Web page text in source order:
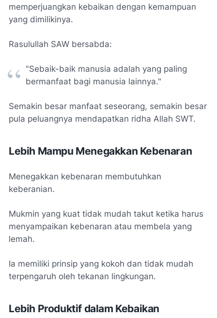
memperjuangkan kebaikan dengan kemampuan
yang dimilikinya.
Rasulullah SAW bersabda:
"Sebaik-baik manusia adalah yang paling
bermanfaat bagi manusia lainnya."
Semakin besar manfaat seseorang, semakin besar
pula peluangnya mendapatkan ridha Allah SWT.
Lebih Mampu Menegakkan Kebenaran
Menegakkan kebenaran membutuhkan
keberanian.
Mukmin yang kuat tidak mudah takut ketika harus
menyampaikan kebenaran atau membela yang
lemah.
Ia memiliki prinsip yang kokoh dan tidak mudah
terpengaruh oleh tekanan lingkungan.
Lebih Produktif dalam Kebaikan